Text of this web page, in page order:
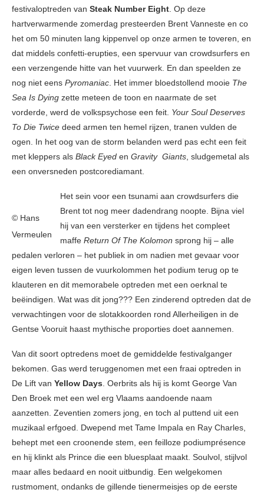
festivaloptreden van Steak Number Eight. Op deze
hartverwarmende zomerdag presteerden Brent Vanneste en co
het om 50 minuten lang kippenvel op onze armen te toveren, en
dat middels confetti-erupties, een spervuur van crowdsurfers en
een verzengende hitte van het vuurwerk. En dan speelden ze
nog niet eens Pyromaniac. Het immer bloedstollend mooie The
Sea Is Dying zette meteen de toon en naarmate de set
vorderde, werd de volkspsychose een feit. Your Soul Deserves
To Die Twice deed armen ten hemel rijzen, tranen vulden de
ogen. In het oog van de storm belanden werd pas echt een feit
met kleppers als Black Eyed en Gravity Giants, sludgemetal als
een onversneden postcorediamant.
© Hans
Vermeulen
Het sein voor een tsunami aan crowdsurfers die
Brent tot nog meer dadendrang noopte. Bijna viel
hij van een versterker en tijdens het compleet
maffe Return Of The Kolomon sprong hij – alle
pedalen verloren – het publiek in om nadien met gevaar voor
eigen leven tussen de vuurkolommen het podium terug op te
klauteren en dit memorabele optreden met een oerknal te
beëindigen. Wat was dit jong??? Een zinderend optreden dat de
verwachtingen voor de slotakkoorden rond Allerheiligen in de
Gentse Vooruit haast mythische proporties doet aannemen.
Van dit soort optredens moet de gemiddelde festivalganger
bekomen. Gas werd teruggenomen met een fraai optreden in
De Lift van Yellow Days. Oerbrits als hij is komt George Van
Den Broek met een wel erg Vlaams aandoende naam
aanzetten. Zeventien zomers jong, en toch al puttend uit een
muzikaal erfgoed. Dwepend met Tame Impala en Ray Charles,
behept met een croonende stem, een feilloze podiumprésence
en hij klinkt als Prince die een bluesplaat maakt. Soulvol, stijlvol
maar alles bedaard en nooit uitbundig. Een welgekomen
rustmoment, ondanks de gillende tienermeisjes op de eerste